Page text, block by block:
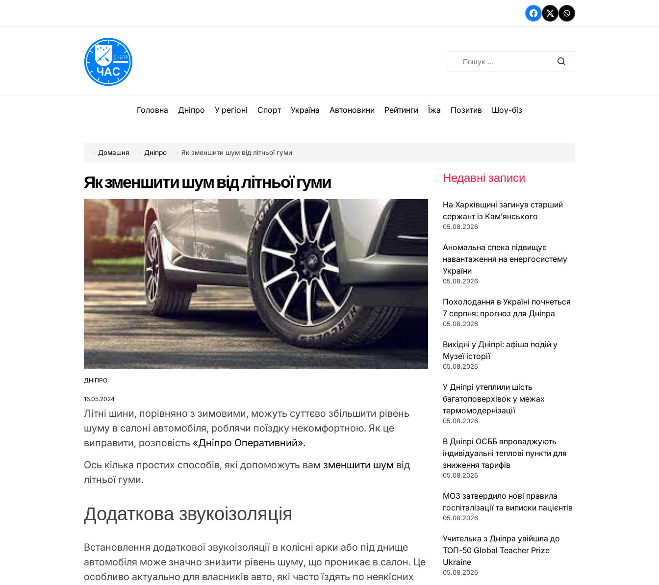
вмісту
Facebook
TwitterWhatsApp
Головна Дніпро У регіоні Спорт Україна Автоновини Рейтинги Їжа Позитив Шоу-біз
Домашня Дніпро Як зменшити шум від літньої гуми
Як зменшити шум від літньої гуми
ОПУБЛІКУВАТИ
ДНІПРО
16.05.2024
Літні шини, порівняно з зимовими, можуть суттєво збільшити рівень
шуму в салоні автомобіля, роблячи поїздку некомфортною. Як це
виправити, розповість «Дніпро Оперативний».
Ось кілька простих способів, які допоможуть вам зменшити шум від
літньої гуми.
Додаткова звукоізоляція
Встановлення додаткової звукоізоляції в колісні арки або під днище
автомобіля може значно знизити рівень шуму, що проникає в салон. Це
особливо актуально для власників авто, які часто їздять по неякісних
Недавні записи
На Харківщині загинув старший
сержант із Кам’янського
05.08.2026
Аномальна спека підвищує
навантаження на енергосистему
України
05.08.2026
Похолодання в Україні почнеться
7 серпня: прогноз для Дніпра
05.08.2026
Вихідні у Дніпрі: афіша подій у
Музеї історії
05.08.2026
У Дніпрі утеплили шість
багатоповерхівок у межах
термомодернізації
05.08.2026
В Дніпрі ОСББ впроваджують
індивідуальні теплові пункти для
зниження тарифів
05.08.2026
МОЗ затвердило нові правила
госпіталізації та виписки пацієнтів
05.08.2026
Учителька з Дніпра увійшла до
ТОП-50 Global Teacher Prize
Ukraine
05.08.2026